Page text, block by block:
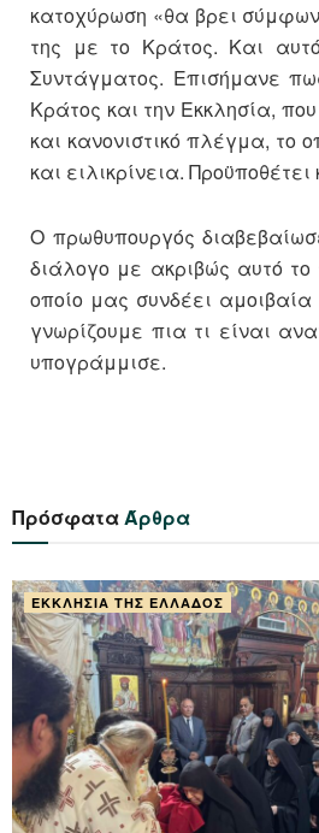
κατοχύρωση «θα βρει
της με το Κράτος. Και
Συντάγματος. Επισήμανε
Κράτος και την Εκκλησία,
και κανονιστικό πλέγμα, το
και ειλικρίνεια.
Ο πρωθυπουργός
διάλογο με ακριβώς αυτό το
οποίο μας συνδέει
γνωρίζουμε πια τι είναι
υπογράμμισε.
ΠρόσφαταΆρθρα
ΕΚΚΛΗΣΊΑ ΤΗΣ ΕΛΛΆΔΟΣ